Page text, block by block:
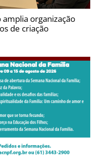
organização
de criação